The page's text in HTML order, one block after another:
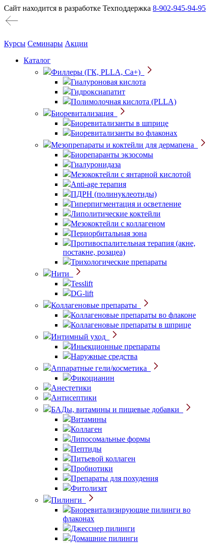
Сайт находится в разработке Техподдержка 8-902-945-94-95
Курсы Семинары Акции
Каталог
Филлеры (ГК, PLLA, Ca+)
Гиалуроновая кислота
Гидроксиапатит
Полимолочная кислота (PLLA)
Биоревитализация
Биоревитализанты в шприце
Биоревитализанты во флаконах
Мезопрепараты и коктейли для дермапена
Биорепаранты экзосомы
Гиалуронидаза
Мезококтейли с янтарной кислотой
Anti-age терапия
ПДРН (полинуклеотиды)
Гиперпигментация и осветление
Липолитические коктейли
Мезококтейли с коллагеном
Периорбитальная зона
Противоспалительная терапия (акне,
постакне, розацеа)
Трихологические препараты
Нити
Tesslift
DG-lift
Коллагеновые препараты
Коллагеновые препараты во флаконе
Коллагеновые препараты в шприце
Интимный уход
Иньекционные препараты
Наружные средства
Аппаратные гели/косметика
Фикоцианин
Анестетики
Антисептики
БАДы, витамины и пищевые добавки
Витамины
Коллаген
Липосомальные формы
Пептиды
Питьевой коллаген
Пробиотики
Препараты для похудения
Фитолизат
Пилинги
Биоревитализирующие пилинги во
флаконах
Джесснер пилинги
Домашние пилинги